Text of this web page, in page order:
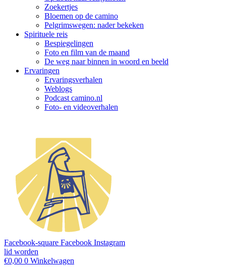
Zoekertjes
Bloemen op de camino
Pelgrimswegen: nader bekeken
Spirituele reis
Bespiegelingen
Foto en film van de maand
De weg naar binnen in woord en beeld
Ervaringen
Ervaringsverhalen
Weblogs
Podcast camino.nl
Foto- en videoverhalen
Facebook-square Facebook Instagram
lid worden
€0,00 0 Winkelwagen